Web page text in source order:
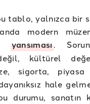
tablo, yalnızca bir
modern
yansıması. Sorun
kültürel
sigorta,
hale
durumu, sanatın